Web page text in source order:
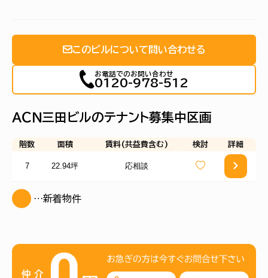
このビルについて問い合わせる
お電話でのお問い合わせ
0120-978-512
ＡＣＮ三田ビルのテナント募集中区画
階数 面積 賃料(共益費含む) 検討 詳細
7 22.94坪 応相談
…新着物件